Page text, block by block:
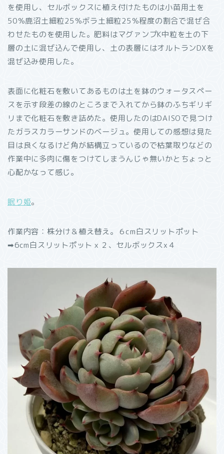
を使用し、セルボックスに植え付けたものは小苗用土を
50％鹿沼土細粒25％ボラ土細粒25％程度の割合で混ぜ合
わせたものを使用した。肥料はマグァンプK中粒を土の下
層の土に混ぜ込んで使用し、土の表層にはオルトランDXを
混ぜ込み使用した。
表面に化粧石を敷いてあるものは土を鉢のウォータスペー
スを示す段差の線のところまで入れてから鉢のふちギリギ
リまで化粧石を敷き詰めた。使用したのはDAISOで見つけ
たガラスカラーサンドのベージュ。使用しての感想は見た
目は良くなるけど角が結構立っているので枯葉取りなどの
作業中に多肉に傷をつけてしまうんじゃ無いかとちょっと
心配かなって感じ。
眠り姫。
作業内容：株分け＆植え替え。６cm白スリットポット
➡︎6cm白スリットポットｘ２、セルボックスx４